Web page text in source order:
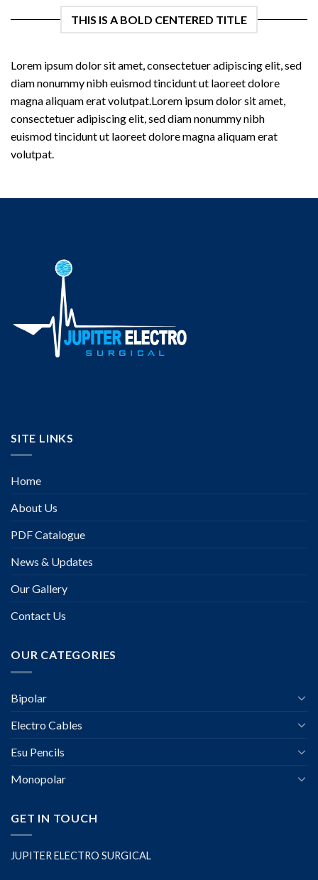
THIS IS A BOLD CENTERED TITLE
Lorem ipsum dolor sit amet, consectetuer adipiscing elit, sed
diam nonummy nibh euismod tincidunt ut laoreet dolore
magna aliquam erat volutpat.Lorem ipsum dolor sit amet,
consectetuer adipiscing elit, sed diam nonummy nibh
euismod tincidunt ut laoreet dolore magna aliquam erat
volutpat.
SITE LINKS
Home
About Us
PDF Catalogue
News & Updates
Our Gallery
Contact Us
OUR CATEGORIES
Bipolar
Electro Cables
Esu Pencils
Monopolar
GET IN TOUCH
JUPITER ELECTRO SURGICAL